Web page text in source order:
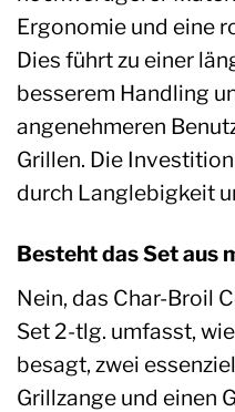
Ergonomie und eine
Dies führt zu einer
besserem Handling
angenehmeren
Grillen. Die
durch Langlebigkeit
Besteht das Set aus
Nein, das Char-Broil
Set 2-tlg. umfasst,
besagt, zwei
Grillzange und einen